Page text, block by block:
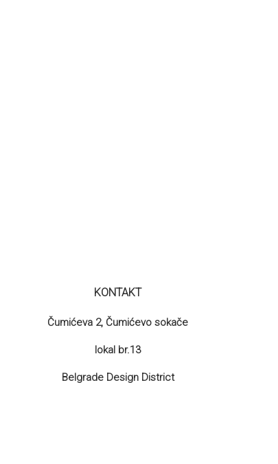
KONTAKT
Čumićeva 2, Čumićevo sokače
lokal br.13
Belgrade Design District